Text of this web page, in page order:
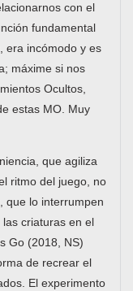
con el
fundamental
era incómodo y es
máxime si nos
Ocultos,
estas MO. Muy
que agiliza
ritmo del juego, no
que lo interrumpen
criaturas en el
Go (2018, NS)
de recrear el
El experimento